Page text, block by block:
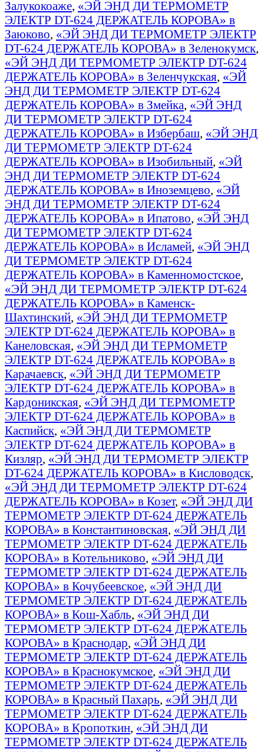
Залукокоаже, «ЭЙ ЭНД ДИ ТЕРМОМЕТР
ЭЛЕКТР DT-624 ДЕРЖАТЕЛЬ КОРОВА» в
Заюково, «ЭЙ ЭНД ДИ ТЕРМОМЕТР ЭЛЕКТР
DT-624 ДЕРЖАТЕЛЬ КОРОВА» в Зеленокумск,
«ЭЙ ЭНД ДИ ТЕРМОМЕТР ЭЛЕКТР DT-624
ДЕРЖАТЕЛЬ КОРОВА» в Зеленчукская, «ЭЙ
ЭНД ДИ ТЕРМОМЕТР ЭЛЕКТР DT-624
ДЕРЖАТЕЛЬ КОРОВА» в Змейка, «ЭЙ ЭНД
ДИ ТЕРМОМЕТР ЭЛЕКТР DT-624
ДЕРЖАТЕЛЬ КОРОВА» в Избербаш, «ЭЙ ЭНД
ДИ ТЕРМОМЕТР ЭЛЕКТР DT-624
ДЕРЖАТЕЛЬ КОРОВА» в Изобильный, «ЭЙ
ЭНД ДИ ТЕРМОМЕТР ЭЛЕКТР DT-624
ДЕРЖАТЕЛЬ КОРОВА» в Иноземцево, «ЭЙ
ЭНД ДИ ТЕРМОМЕТР ЭЛЕКТР DT-624
ДЕРЖАТЕЛЬ КОРОВА» в Ипатово, «ЭЙ ЭНД
ДИ ТЕРМОМЕТР ЭЛЕКТР DT-624
ДЕРЖАТЕЛЬ КОРОВА» в Исламей, «ЭЙ ЭНД
ДИ ТЕРМОМЕТР ЭЛЕКТР DT-624
ДЕРЖАТЕЛЬ КОРОВА» в Каменномостское,
«ЭЙ ЭНД ДИ ТЕРМОМЕТР ЭЛЕКТР DT-624
ДЕРЖАТЕЛЬ КОРОВА» в Каменск-
Шахтинский, «ЭЙ ЭНД ДИ ТЕРМОМЕТР
ЭЛЕКТР DT-624 ДЕРЖАТЕЛЬ КОРОВА» в
Канеловская, «ЭЙ ЭНД ДИ ТЕРМОМЕТР
ЭЛЕКТР DT-624 ДЕРЖАТЕЛЬ КОРОВА» в
Карачаевск, «ЭЙ ЭНД ДИ ТЕРМОМЕТР
ЭЛЕКТР DT-624 ДЕРЖАТЕЛЬ КОРОВА» в
Кардоникская, «ЭЙ ЭНД ДИ ТЕРМОМЕТР
ЭЛЕКТР DT-624 ДЕРЖАТЕЛЬ КОРОВА» в
Каспийск, «ЭЙ ЭНД ДИ ТЕРМОМЕТР
ЭЛЕКТР DT-624 ДЕРЖАТЕЛЬ КОРОВА» в
Кизляр, «ЭЙ ЭНД ДИ ТЕРМОМЕТР ЭЛЕКТР
DT-624 ДЕРЖАТЕЛЬ КОРОВА» в Кисловодск,
«ЭЙ ЭНД ДИ ТЕРМОМЕТР ЭЛЕКТР DT-624
ДЕРЖАТЕЛЬ КОРОВА» в Козет, «ЭЙ ЭНД ДИ
ТЕРМОМЕТР ЭЛЕКТР DT-624 ДЕРЖАТЕЛЬ
КОРОВА» в Константиновская, «ЭЙ ЭНД ДИ
ТЕРМОМЕТР ЭЛЕКТР DT-624 ДЕРЖАТЕЛЬ
КОРОВА» в Котельниково, «ЭЙ ЭНД ДИ
ТЕРМОМЕТР ЭЛЕКТР DT-624 ДЕРЖАТЕЛЬ
КОРОВА» в Кочубеевское, «ЭЙ ЭНД ДИ
ТЕРМОМЕТР ЭЛЕКТР DT-624 ДЕРЖАТЕЛЬ
КОРОВА» в Кош-Хабль, «ЭЙ ЭНД ДИ
ТЕРМОМЕТР ЭЛЕКТР DT-624 ДЕРЖАТЕЛЬ
КОРОВА» в Краснодар, «ЭЙ ЭНД ДИ
ТЕРМОМЕТР ЭЛЕКТР DT-624 ДЕРЖАТЕЛЬ
КОРОВА» в Краснокумское, «ЭЙ ЭНД ДИ
ТЕРМОМЕТР ЭЛЕКТР DT-624 ДЕРЖАТЕЛЬ
КОРОВА» в Красный Пахарь, «ЭЙ ЭНД ДИ
ТЕРМОМЕТР ЭЛЕКТР DT-624 ДЕРЖАТЕЛЬ
КОРОВА» в Кропоткин, «ЭЙ ЭНД ДИ
ТЕРМОМЕТР ЭЛЕКТР DT-624 ДЕРЖАТЕЛЬ